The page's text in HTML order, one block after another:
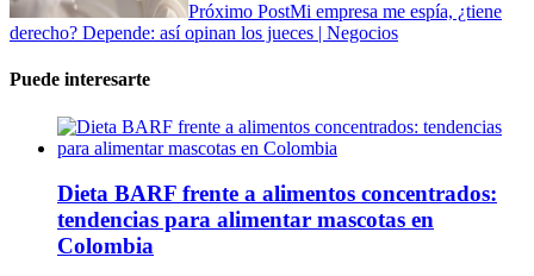
Próximo PostMi empresa me espía, ¿tiene
derecho? Depende: así opinan los jueces | Negocios
Puede interesarte
Dieta BARF frente a alimentos concentrados:
tendencias para alimentar mascotas en
Colombia